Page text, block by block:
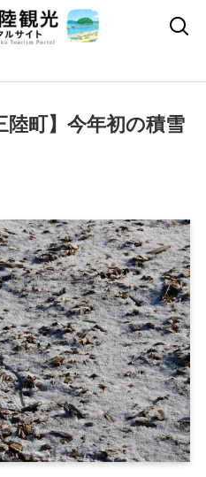
陸町】今年初の積雪